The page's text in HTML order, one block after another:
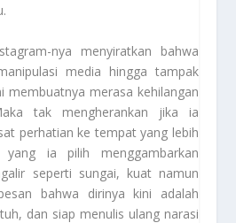
nya menyiratkan bahwa
media hingga tampak
membuatnya merasa kehilangan
tak mengherankan jika ia
perhatian ke tempat yang lebih
ia pilih menggambarkan
seperti sungai, kuat namun
bahwa dirinya kini adalah
dan siap menulis ulang narasi